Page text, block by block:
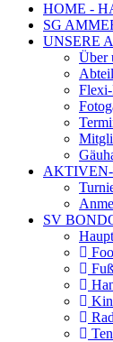
HOME -
SG
UNSERE
Über
SV